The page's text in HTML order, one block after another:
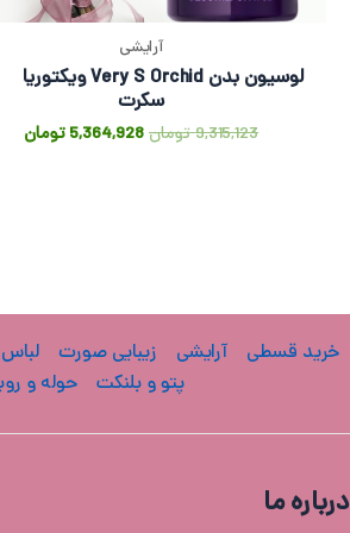
آرایشی
لوسیون بدن Very S Orchid ویکتوریا
سکرت
9,315,123تومان5,364,928 تومان
خرید قسطی آرایشی زیبایی صورت لباس
پتو و بلنکت
حوله و
درباره ما